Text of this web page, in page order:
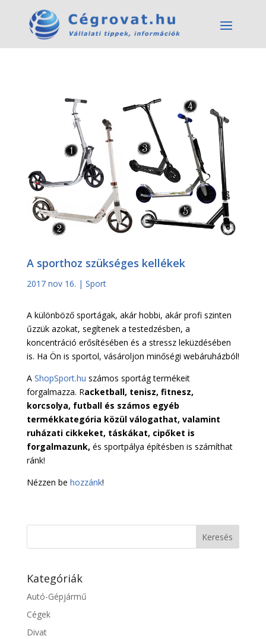
A sporthoz szükséges kellékek
2017 nov 16. | Sport
A különböző sportágak, akár hobbi, akár profi szinten
űzzük azokat, segítenek a testedzésben, a
koncentráció erősítésében és a stressz leküzdésében
is. Ha Ön is sportol, vásároljon minőségi webáruházból!
A ShopSport.hu számos sportág termékeit
forgalmazza. Racketball, tenisz, fitnesz,
korcsolya, futball és számos egyéb
termékkategória közül válogathat, valamint
ruházati cikkeket, táskákat, cipőket is
forgalmazunk, és sportpálya építésben is számíthat
ránk!
Nézzen be hozzánk!
Kategóriák
Autó-Gépjármű
Cégek
Divat